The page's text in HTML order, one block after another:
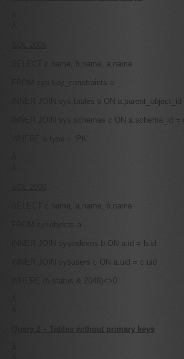
SELECT c.name, b.name, a.name
FROM sys.key_constraints a
INNER JOIN sys.tables b ON a.parent_object_id
INNER JOIN sys.schemas c ON a.schema_id =
WHERE a.type = ‘PK’
SELECT c.name, a.name, b.name
FROM sysobjects a
INNER JOIN sysindexes b ON a.id = b.id
INNER JOIN sysusers c ON a.uid = c.uid
WHERE (b.status & 2048)<>0
Query 2 – Tables without primary keys